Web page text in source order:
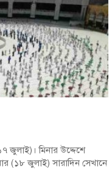
জুলাই)। মিনার উদ্দেশে
(১৮ জুলাই) সারাদিন সেখানে